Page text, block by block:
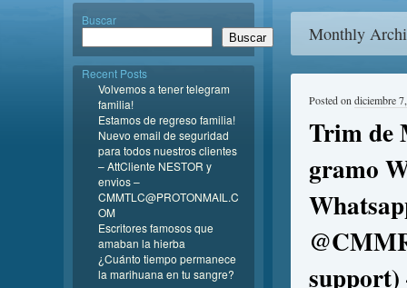
Monthly
Trim de
gramo
support)
Posted on diciembre
Buscar
Buscar
Recent Posts
Volvemos a tener telegram
familia!
Estamos de regreso familia!
Nuevo email de seguridad
para todos nuestros clientes
– AttCliente NESTOR y
envios –
CMMTLC@PROTONMAIL.C
OM
Escritores famosos que
amaban la hierba
¿Cuánto tiempo permanece
la marihuana en tu sangre?